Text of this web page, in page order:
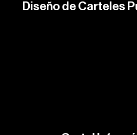
Diseño de Carteles